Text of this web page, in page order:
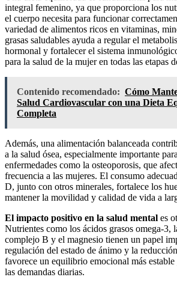
integral femenino, ya que proporciona los
el cuerpo necesita para funcionar
variedad de alimentos ricos en vitaminas,
grasas saludables ayuda a regular el
hormonal y fortalecer el sistema
para la salud de la mujer en todas las etapas
Contenido recomendado: Cómo
Salud Cardiovascular con una Dieta
Completa
Además, una alimentación balanceada
a la salud ósea, especialmente importante
enfermedades como la osteoporosis, que
frecuencia a las mujeres. El consumo
D, junto con otros minerales, fortalece los
mantener la movilidad y calidad de vida a
El impacto positivo en la salud mental es
Nutrientes como los ácidos grasos omega-3,
complejo B y el magnesio tienen un papel
regulación del estado de ánimo y la
favorece un equilibrio emocional más
las demandas diarias.